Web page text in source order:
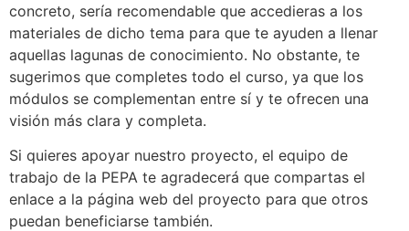
concreto, sería recomendable que accedieras a los
materiales de dicho tema para que te ayuden a llenar
aquellas lagunas de conocimiento. No obstante, te
sugerimos que completes todo el curso, ya que los
módulos se complementan entre sí y te ofrecen una
visión más clara y completa.
Si quieres apoyar nuestro proyecto, el equipo de
trabajo de la PEPA te agradecerá que compartas el
enlace a la página web del proyecto para que otros
puedan beneficiarse también.